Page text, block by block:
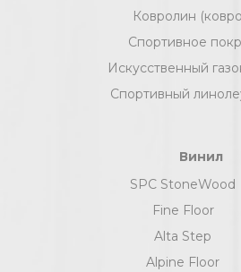
Ковролин
Спортивное
Искусственный
Спортивный
Винил
SPC StoneWood
Fine Floor
Alta Step
Alpine Floor